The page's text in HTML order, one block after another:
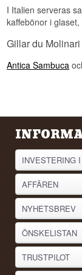
I Italien serveras
kaffebönor i
Gillar du
Antica Sambuca
INVESTERING
AFFÄREN
NYHETSBREV
ÖNSKELISTAN
TRUSTPILOT